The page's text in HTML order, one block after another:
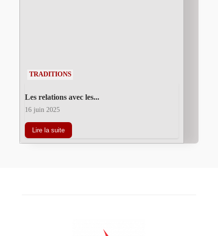
TRADITIONS
Les relations avec les...
16 juin 2025
Lire la suite